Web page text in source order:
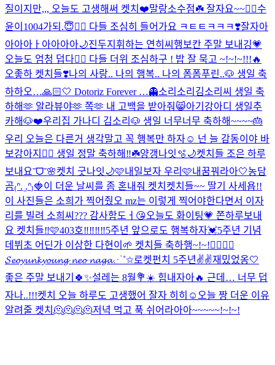
질이지만,,, 오늘도 고생해써 켓치❤️말랑소수점☘️ 잘자요~~❤️‍🔥수
윤이1004가되.😇❤️‍🔥 다들 조심히 들어가요 ㅋㅌㅌㅋㅋㅋ❣️잘자아
아아아ㅏ아아아아🌙진두지휘하는 연히씨 행보칸 주말 보내깅💗
오늘도 엄청 덥다❤️‍🔥 다들 더위 조심하구 ! 밥 잘 묵고 ~!~!~!!!🔥
오좋하 켓치들❣️나의 사랑.. 나의 행복.. 나의 폼폼푸린..🐶 생일 축
하하오…🙏🏻🤍 Dotoriz Forever …👻소리소리김소리씨 생일 축
하해🫶 알라뷰야🫶 쪽🫶 내 고백을 받아줘😸아기강아디 생일추
카해🐶❤️우리집 가나디 김소리🐶 생일 너무너무 축하해~~~~🎂
우리 오늘은 다른거 생각말고 꼭 행복만 하자☺️ 넌 늘 감동이야 바
보강아지❤️‍🔥 생일 정말 축하해‼️☘️양갱나잇🫧🌙켓치들 조은 하루
보내요˘ᗜ˘🌸켓치 굿나잇🌙🩷내일보자 우리🩷내꿈꿔라아🤍농담
곰₍ᐢ. ̫.ᐢ₎🍓이 더운 날씨를 좀 혼내줘 켓치 켓치들~~ 딸기 사세욥!!
이 사진들은 소희가 찍어줬오 mz는 이렇게 찍어야한다면서 이자
리를 빌려 소희씨??? 감사함도ㅓ😘오늘도 화이팅💗 쫀하루보내
요 켓치들‼️🩷403호‼️‼️‼️‼️5주년 앞으로도 행복하자💓5주년 기념
데뷔초 어딘가 이상한 다현이🌱 켓치들 축하행~!~!❤️‍🔥❤️‍🔥
𝓢𝓮𝓸𝔂𝓾𝓷𝓴𝔂𝓸𝓾𝓷𝓰 𝓷𝓮𝓸 𝓷𝓪𝓰𝓪⋰˚✩로켓펀치 5주년✌️✌️재밌었옹🤍
좋은 주말 보내기🍀✨설레는 8월💐☀️ 힘내자아🔥 근데… 너무 덥
자나..!!!켓치 오늘 하루도 고생했어 잘자 히히☺ 오늘 짱 더운 이유
알려줄 켓치🫠🫠🫠🫠저녁 먹고 푹 쉬어라아아~~~~~!~!~!